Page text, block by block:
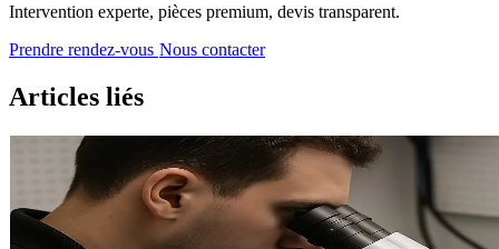
Intervention experte, pièces premium, devis transparent.
Prendre rendez-vous Nous contacter
Articles liés